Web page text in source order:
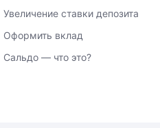
Увеличение ставки депозита
Оформить вклад
Сальдо — что это?